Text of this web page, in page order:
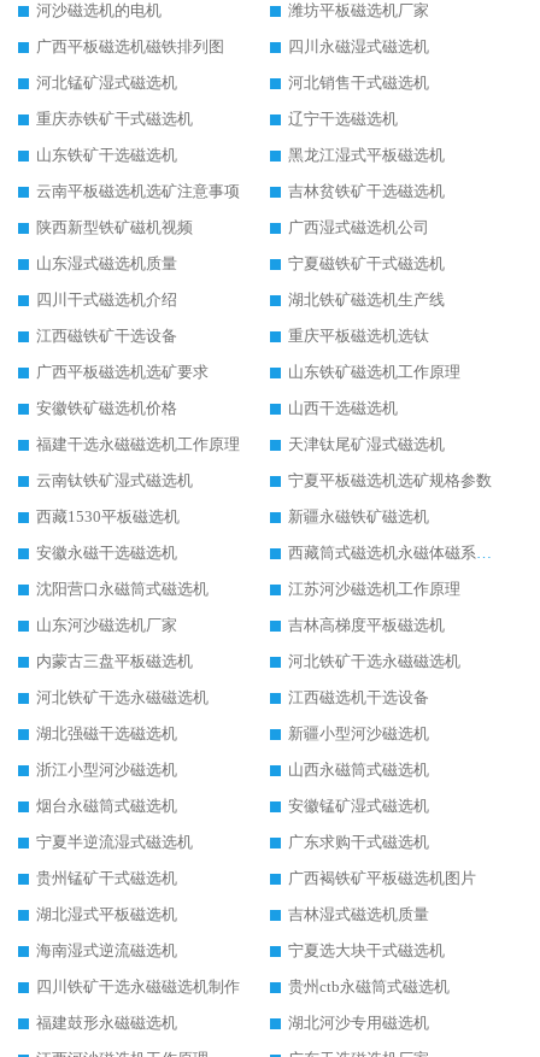
河沙磁选机的电机
潍坊平板磁选机厂家
广西平板磁选机磁铁排列图
四川永磁湿式磁选机
河北锰矿湿式磁选机
河北销售干式磁选机
重庆赤铁矿干式磁选机
辽宁干选磁选机
山东铁矿干选磁选机
黑龙江湿式平板磁选机
云南平板磁选机选矿注意事项
吉林贫铁矿干选磁选机
陕西新型铁矿磁机视频
广西湿式磁选机公司
山东湿式磁选机质量
宁夏磁铁矿干式磁选机
四川干式磁选机介绍
湖北铁矿磁选机生产线
江西磁铁矿干选设备
重庆平板磁选机选钛
广西平板磁选机选矿要求
山东铁矿磁选机工作原理
安徽铁矿磁选机价格
山西干选磁选机
福建干选永磁磁选机工作原理
天津钛尾矿湿式磁选机
云南钛铁矿湿式磁选机
宁夏平板磁选机选矿规格参数
西藏1530平板磁选机
新疆永磁铁矿磁选机
安徽永磁干选磁选机
西藏筒式磁选机永磁体磁系设计
沈阳营口永磁筒式磁选机
江苏河沙磁选机工作原理
山东河沙磁选机厂家
吉林高梯度平板磁选机
内蒙古三盘平板磁选机
河北铁矿干选永磁磁选机
河北铁矿干选永磁磁选机
江西磁选机干选设备
湖北强磁干选磁选机
新疆小型河沙磁选机
浙江小型河沙磁选机
山西永磁筒式磁选机
烟台永磁筒式磁选机
安徽锰矿湿式磁选机
宁夏半逆流湿式磁选机
广东求购干式磁选机
贵州锰矿干式磁选机
广西褐铁矿平板磁选机图片
湖北湿式平板磁选机
吉林湿式磁选机质量
海南湿式逆流磁选机
宁夏选大块干式磁选机
四川铁矿干选永磁磁选机制作
贵州ctb永磁筒式磁选机
福建鼓形永磁磁选机
湖北河沙专用磁选机